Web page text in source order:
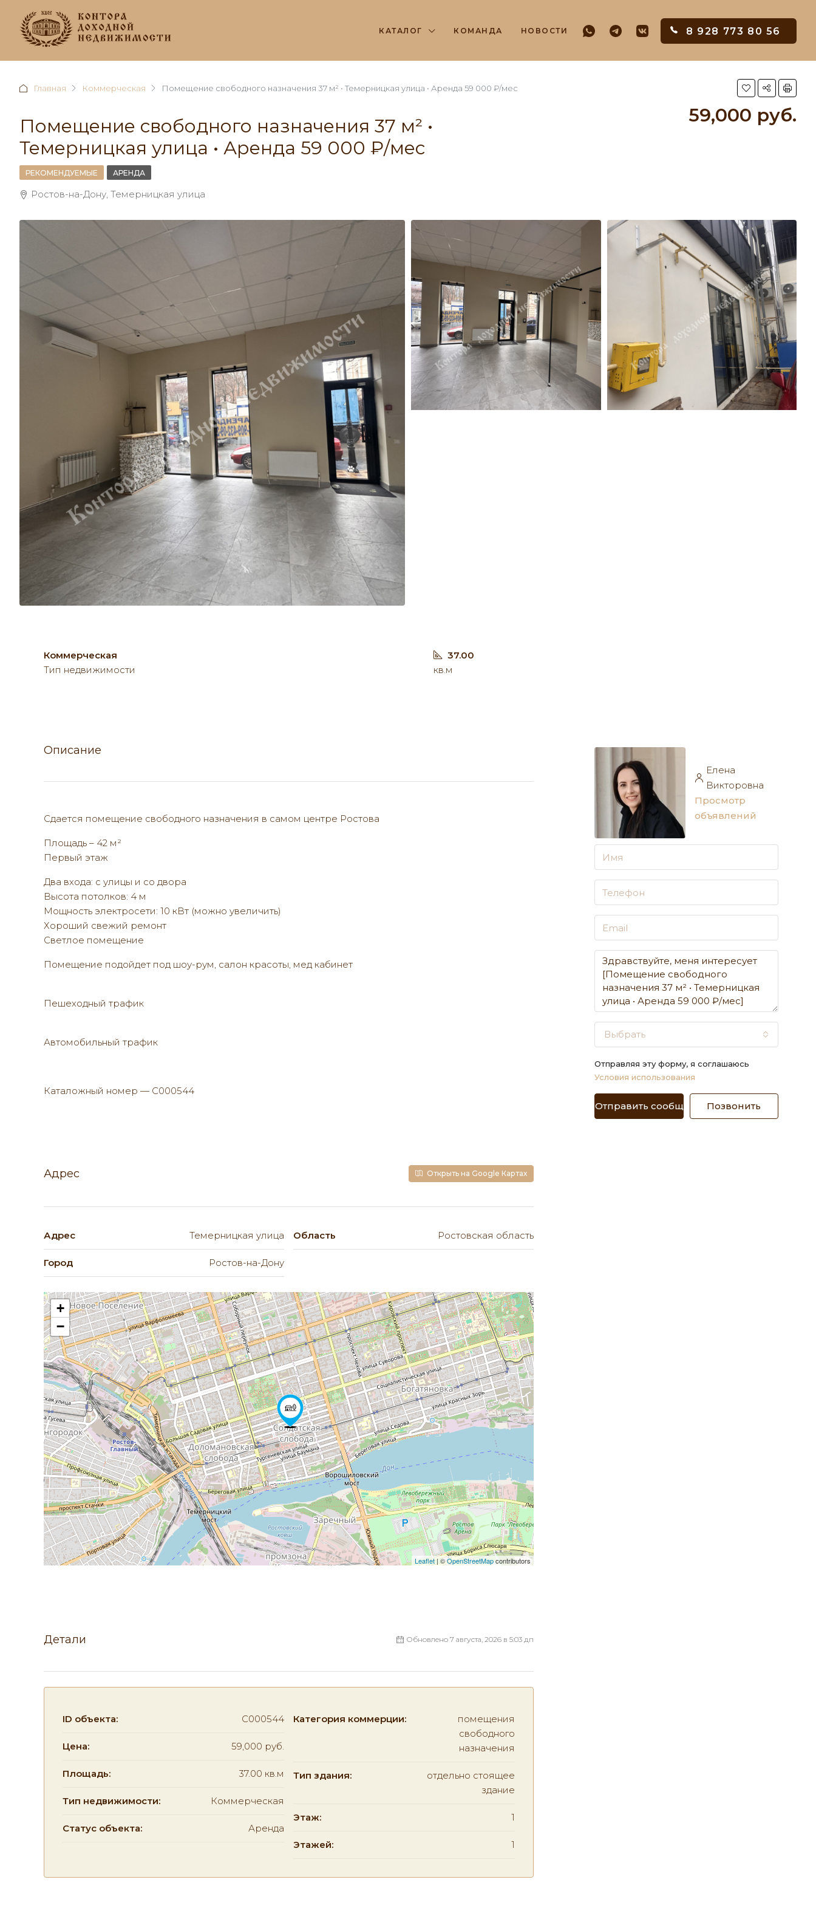
КАТАЛОГ КОМАНДА НОВОСТИ 8 928 773 80 56
Главная Коммерческая Помещение свободного назначения 37 м² • Темерницкая улица • Аренда 59 000 ₽/мес
Помещение свободного назначения 37 м² •
Темерницкая улица • Аренда 59 000 ₽/мес
59,000 руб.
РЕКОМЕНДУЕМЫЕ АРЕНДА
Ростов-на-Дону, Темерницкая улица
Коммерческая
Тип недвижимости
37.00
кв.м
Описание
Сдается помещение свободного назначения в самом центре Ростова
Площадь – 42 м²
Первый этаж
Два входа: с улицы и со двора
Высота потолков: 4 м
Мощность электросети: 10 кВт (можно увеличить)
Хороший свежий ремонт
Светлое помещение
Помещение подойдет под шоу-рум, салон красоты, мед кабинет
Пешеходный трафик
Автомобильный трафик
Каталожный номер — C000544
Адрес Открыть на Google Картах
Адрес Темерницкая улица
Город Ростов-на-Дону
Область Ростовская область
+
−
Leaflet| ©OpenStreetMapcontributors
Детали Обновлено 7 августа, 2026 в 5:03 дп
ID объекта: C000544
Цена: 59,000 руб.
Площадь: 37.00 кв.м
Тип недвижимости: Коммерческая
Статус объекта: Аренда
Категория коммерции:
помещения
свободного
назначения
Тип здания:
отдельно стоящее
здание
Этаж: 1
Этажей: 1
Елена
Викторовна
Просмотр
объявлений
Выбрать
Отправляя эту форму, я соглашаюсь
Условия использования
Отправить сообщениеПозвонить